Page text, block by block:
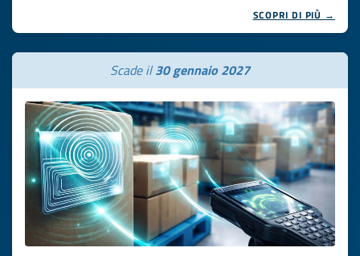
SCOPRI DI PIÙ →
Scade il30 gennaio 2027